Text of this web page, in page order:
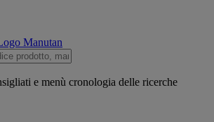
e menù cronologia delle ricerche